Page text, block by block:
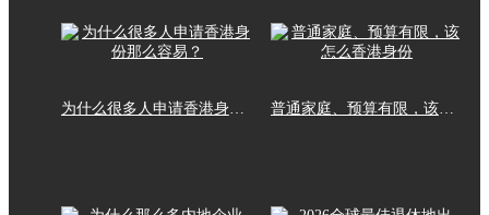
为什么很多人申请香港身份那么容易？ 普通家庭、预算有限，该怎么香港身份